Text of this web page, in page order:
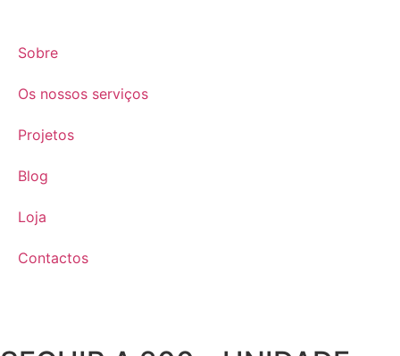
Sobre
Os nossos serviços
Projetos
Blog
Loja
Contactos